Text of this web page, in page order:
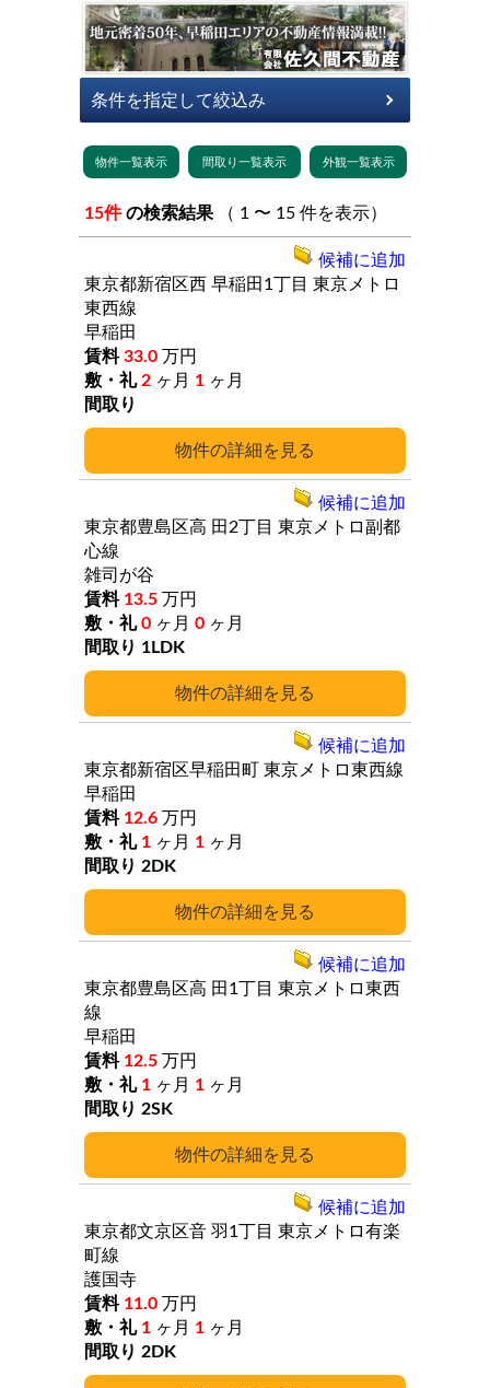
15件 の検索結果 （ 1 〜 15 件を表示）
詳細
東京都新宿区西 早稲田1丁目 東京メトロ
東西線
早稲田
33.0 万円
2 ヶ月 1 ヶ月
候補に追加
詳細
東京都豊島区高 田2丁目 東京メトロ副都
心線
雑司が谷
13.5 万円
0 ヶ月 0 ヶ月
1LDK
候補に追加
詳細
東京都新宿区早稲田町 東京メトロ東西線
早稲田
12.6 万円
1 ヶ月 1 ヶ月
2DK
候補に追加
詳細
東京都豊島区高 田1丁目 東京メトロ東西
線
早稲田
12.5 万円
1 ヶ月 1 ヶ月
2SK
候補に追加
東京都文京区音 羽1丁目 東京メトロ有楽
町線
護国寺
11.0 万円
1 ヶ月 1 ヶ月
2DK
候補に追加